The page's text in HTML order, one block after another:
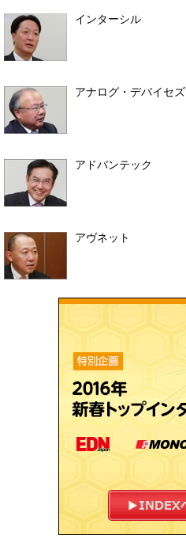
インターシル
アナログ・デバイセズ
アドバンテック
アヴネット